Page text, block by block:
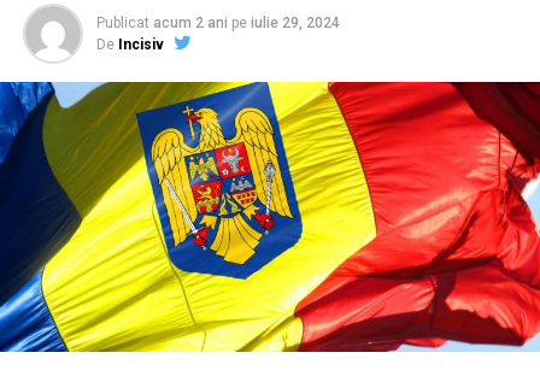
Publicat acum 2 ani pe iulie 29, 2024
De Incisiv